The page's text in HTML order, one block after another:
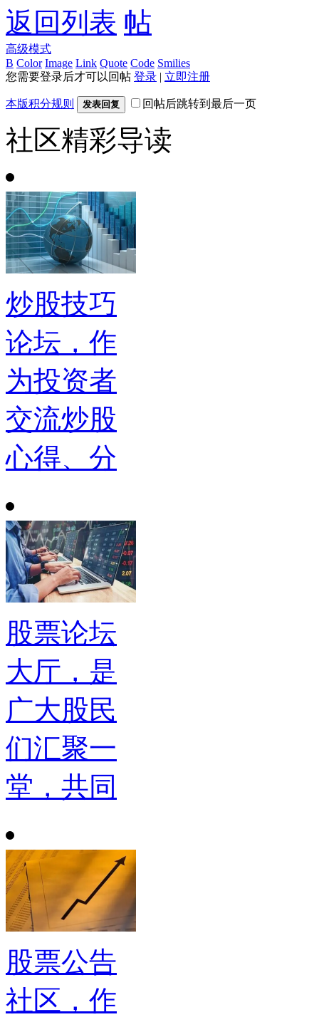
返回列表
高级模式
B Color Image Link Quote Code Smilies
您需要登录后才可以回帖 登录 | 立即注册
本版积分规则 发表回复 回帖后跳转到最后一页
社区精彩导读
炒股技巧
论坛，作
为投资者
交流炒股
心得、分
股票论坛
大厅，是
广大股民
们汇聚一
堂，共同
股票公告
社区，作